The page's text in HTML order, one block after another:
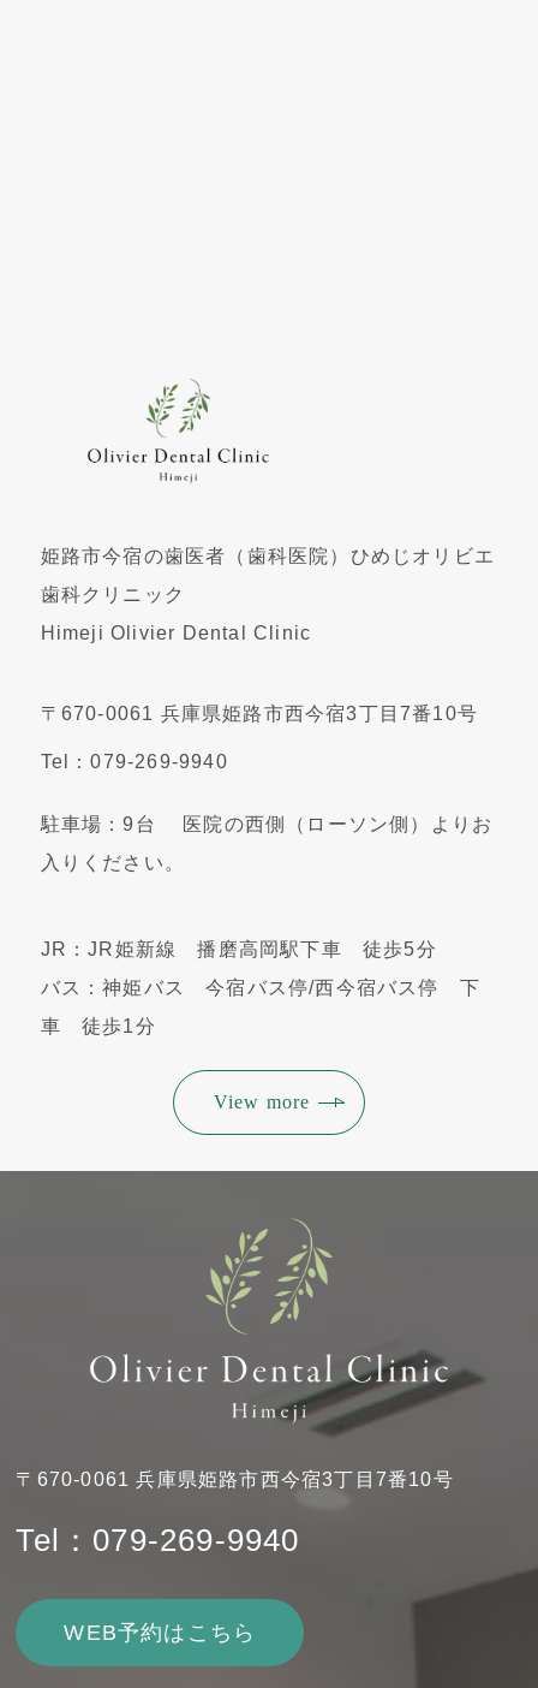
姫路市今宿の歯医者（歯科医院）ひめじオリビエ
歯科クリニック
Himeji Olivier Dental Clinic
〒670-0061 兵庫県姫路市西今宿3丁目7番10号
Tel：079-269-9940
駐車場：9台 医院の西側（ローソン側）よりお
入りください。
JR：JR姫新線 播磨高岡駅下車 徒歩5分
バス：神姫バス 今宿バス停/西今宿バス停 下
車 徒歩1分
View more
〒670-0061 兵庫県姫路市西今宿3丁目7番10号
Tel：079-269-9940
WEB予約はこちら